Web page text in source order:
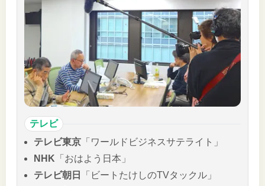
テレビ
テレビ東京 「ワールドビジネスサテライト」
NHK 「おはよう日本」
テレビ朝日
「ビートたけしのTVタックル」